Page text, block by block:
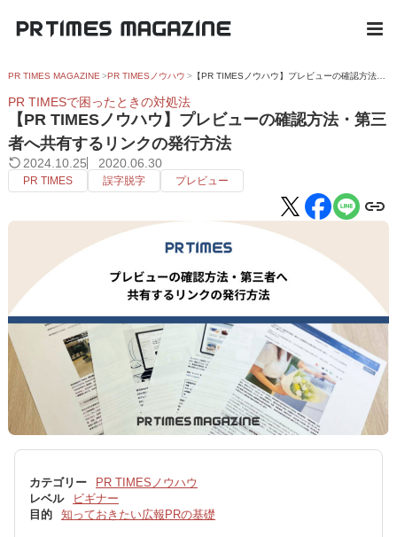
PR TIMES MAGAZINE PR TIMESノウハウ 【PR TIMESノウハウ】プレビューの確認方法・第三者へ共有するリンクの発行方法
PR TIMESで困ったときの対処法
【PR TIMESノウハウ】プレビューの確認方法・第三
者へ共有するリンクの発行方法
2024.10.25 2020.06.30
PR TIMES 誤字脱字 プレビュー
カテゴリー
PR TIMESノウハウ
レベル
ビギナー
目的
知っておきたい広報PRの基礎